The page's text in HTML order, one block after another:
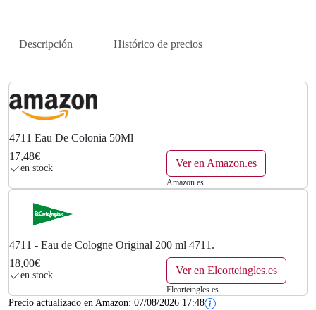
Descripción Histórico de precios
4711 Eau De Colonia 50Ml
17,48€
en stock Ver en Amazon.es
Amazon.es
4711 - Eau de Cologne Original 200 ml 4711.
18,00€
en stock Ver en Elcorteingles.es
Elcorteingles.es
Precio actualizado en Amazon: 07/08/2026 17:48